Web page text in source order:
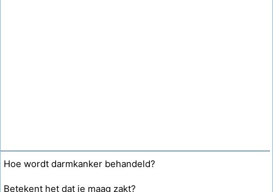
Hoe wordt darmkanker behandeld?
Betekent het dat je maag zakt?